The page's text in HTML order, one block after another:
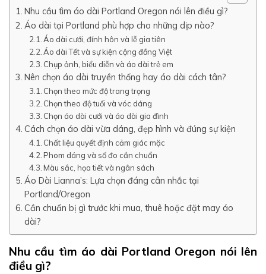
Nhu cầu tìm áo dài Portland Oregon nói lên điều gì?
Áo dài tại Portland phù hợp cho những dịp nào?
Áo dài cưới, đính hôn và lễ gia tiên
Áo dài Tết và sự kiện cộng đồng Việt
Chụp ảnh, biểu diễn và áo dài trẻ em
Nên chọn áo dài truyền thống hay áo dài cách tân?
Chọn theo mức độ trang trọng
Chọn theo độ tuổi và vóc dáng
Chọn áo dài cưới và áo dài gia đình
Cách chọn áo dài vừa dáng, đẹp hình và đúng sự kiện
Chất liệu quyết định cảm giác mặc
Phom dáng và số đo cần chuẩn
Màu sắc, họa tiết và ngân sách
Áo Dài Lianna’s: Lựa chọn đáng cân nhắc tại
Portland/Oregon
Cần chuẩn bị gì trước khi mua, thuê hoặc đặt may áo
dài?
Nhu cầu tìm áo dài Portland Oregon nói lên
điều gì?